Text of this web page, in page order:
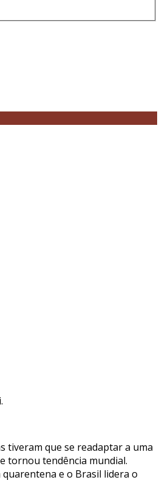
tiveram que se readaptar a uma
tornou tendência mundial.
quarentena e o Brasil lidera o